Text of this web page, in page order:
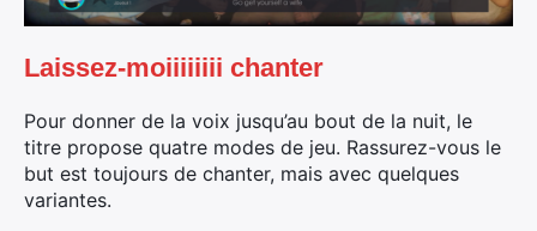
Laissez-moiiiiiiii chanter
Pour donner de la voix jusqu’au bout de la nuit, le
titre propose quatre modes de jeu. Rassurez-vous le
but est toujours de chanter, mais avec quelques
variantes.